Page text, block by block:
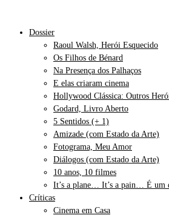
Dossier
Raoul Walsh, Herói Esquecido
Os Filhos de Bénard
Na Presença dos Palhaços
E elas criaram cinema
Hollywood Clássica: Outros
Godard, Livro Aberto
5 Sentidos (+ 1)
Amizade (com Estado da Arte)
Fotograma, Meu Amor
Diálogos (com Estado da Arte)
10 anos, 10 filmes
It’s a plane… It’s a pain… É um
Críticas
Cinema em Casa